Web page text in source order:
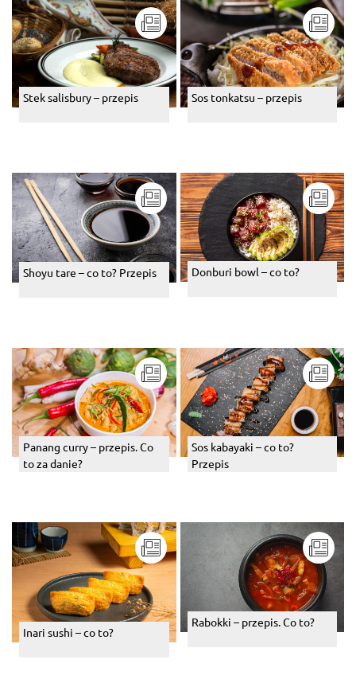
Stek salisbury – przepis Sos tonkatsu – przepis
Shoyu tare – co to? Przepis Donburi bowl – co to?
Panang curry – przepis. Co
to za danie?
Sos kabayaki – co to?
Przepis
Inari sushi – co to?
Rabokki – przepis. Co to?